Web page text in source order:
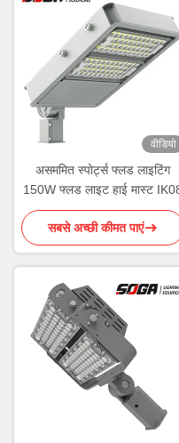
वीडियो
असममित स्पोर्ट्स फ्लड लाइटिंग
150W फ्लड लाइट हाई मास्ट
सबसे अच्छी कीमत पाएं